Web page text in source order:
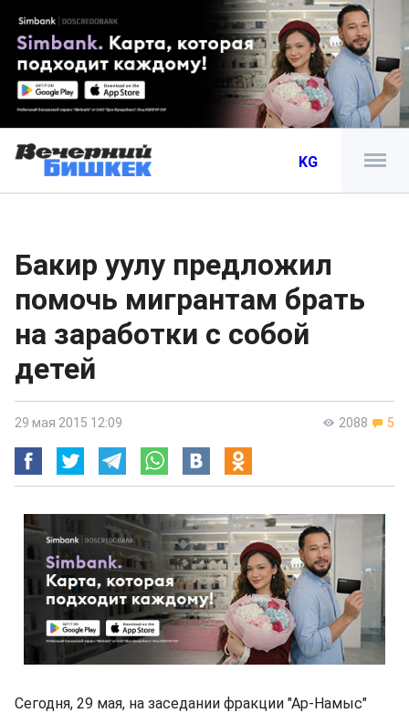
KG
Бакир уулу предложил
помочь мигрантам брать
на заработки с собой
детей
2088 5
29 мая 2015 12:09
Сегодня, 29 мая, на заседании фракции "Ар-Намыс"